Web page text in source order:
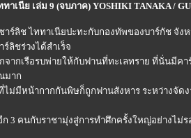
ทาเนีย เล่ม 9 (จบภาค) YOSHIKI TANAKA /
าร์ลิช ไททาเนียปะทะกับกองทัพของบาร์กัช จัง
ร์ลิชร่วงได้สำเร็จ
ากเรือรบพ่ายให้กับฟานที่ทะเลทราย ที่นั่นมีค
มาก
ม่มีหน้ากากกันพิษก็ถูกฟานสังหาร ระหว่างจัด
3 คนกับราชามุ่งสู่การทำศึกครั้งใหญ่อย่างไม่ร